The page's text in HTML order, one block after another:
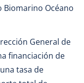
Biomarino Océano
General de
financiación de
tasa de